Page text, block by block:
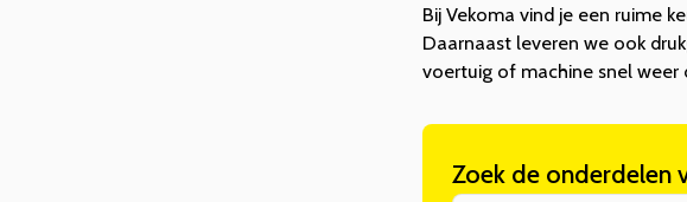
Bij Vekoma vind je een ruime
Daarnaast leveren we ook
voertuig of machine snel weer
Zoek de onderdelen